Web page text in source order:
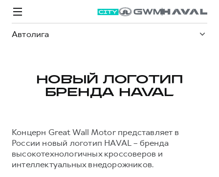
Автолига
ВЫБОР И ПОКУПКА
Автомобили в наличии
Конфигуратор HAVAL
СЕРВИС
Все о сервисе
Запись на сервис
СПЕЦПРЕДЛОЖЕНИЯ
Покупателям
Владельцам
БРЕНД HAVAL
О бренде
НОВЫЙ ЛОГОТИП
БРЕНДА HAVAL
Концерн Great Wall Motor представляет в
России новый логотип HAVAL – бренда
высокотехнологичных кроссоверов и
интеллектуальных внедорожников.